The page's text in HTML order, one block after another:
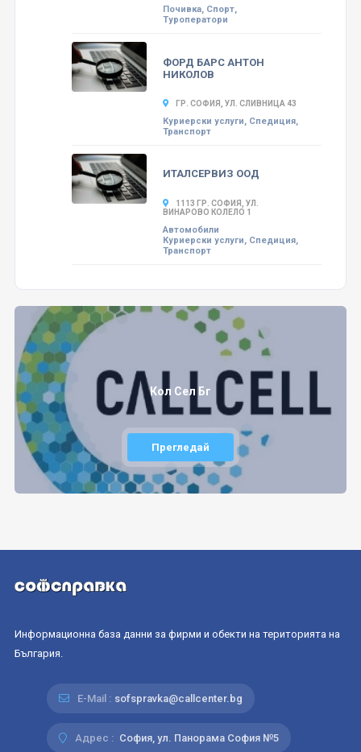
Почивка, Спорт,
Туроператори
ФОРД БАРС АНТОН
НИКОЛОВ
ГР. СОФИЯ, УЛ. СЛИВНИЦА 43
Куриерски услуги, Спедиция,
Транспорт
ИТАЛСЕРВИЗ ООД
1113 ГР. СОФИЯ, УЛ.
ВИНАРОВО КОЛЕЛО 1
Автомобили
Куриерски услуги, Спедиция,
Транспорт
Кол Сел Бг
Прегледай
Информационна база данни за фирми и обекти на територията на
България.
E-Mail : sofspravka@callcenter.bg
Адрес : София, ул. Панорама София №5